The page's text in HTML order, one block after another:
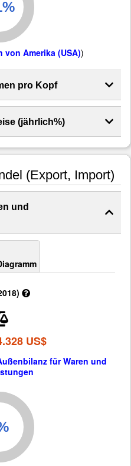
von Amerika (USA))
pro Kopf
(jährlich%)
(Export, Import)
und
US$
für Waren und